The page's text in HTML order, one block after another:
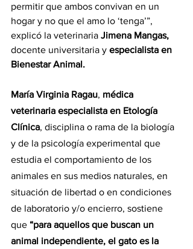
permitir que ambos convivan en un
hogar y no que el amo lo ‘tenga’”,
explicó la veterinaria Jimena Mangas,
docente universitaria y especialista en
Bienestar Animal.
María Virginia Ragau, médica
veterinaria especialista en Etología
Clínica, disciplina o rama de la biología
y de la psicología experimental que
estudia el comportamiento de los
animales en sus medios naturales, en
situación de libertad o en condiciones
de laboratorio y/o encierro, sostiene
que “para aquellos que buscan un
animal independiente, el gato es la